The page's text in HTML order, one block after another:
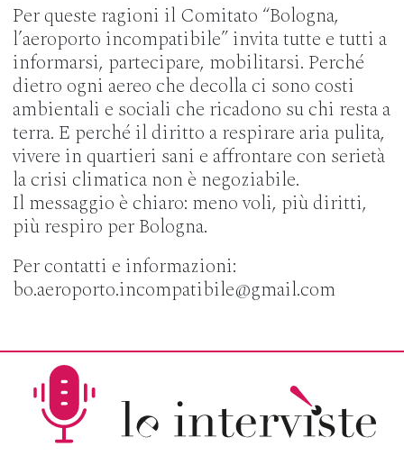
Per queste ragioni il Comitato “Bologna,
l’aeroporto incompatibile” invita tutte e tutti a
informarsi, partecipare, mobilitarsi. Perché
dietro ogni aereo che decolla ci sono costi
ambientali e sociali che ricadono su chi resta a
terra. E perché il diritto a respirare aria pulita,
vivere in quartieri sani e affrontare con serietà
la crisi climatica non è negoziabile.
Il messaggio è chiaro: meno voli, più diritti,
più respiro per Bologna.
Per contatti e informazioni:
bo.aeroporto.incompatibile@gmail.com